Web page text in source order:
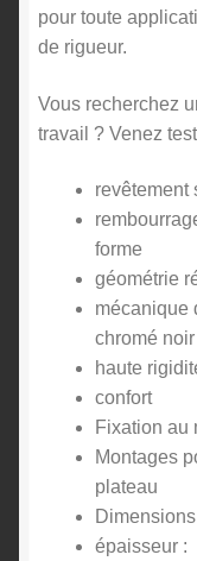
pour toute
de rigueur.
Vous recherchez
travail ? Venez
revêtement
forme
géométrie
mécanique
chromé noir
haute
confort
Fixation au
Montages
plateau
épaisseur :